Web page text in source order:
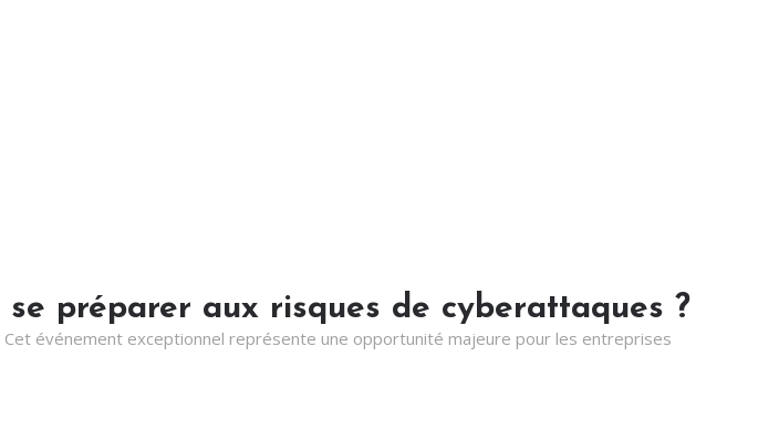
préparer aux risques de cyberattaques ?
événement exceptionnel représente une opportunité majeure pour les entreprises